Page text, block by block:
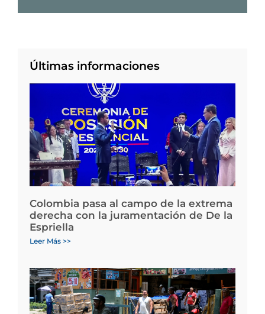
Últimas informaciones
Colombia pasa al campo de la extrema
derecha con la juramentación de De la
Espriella
Leer Más >>